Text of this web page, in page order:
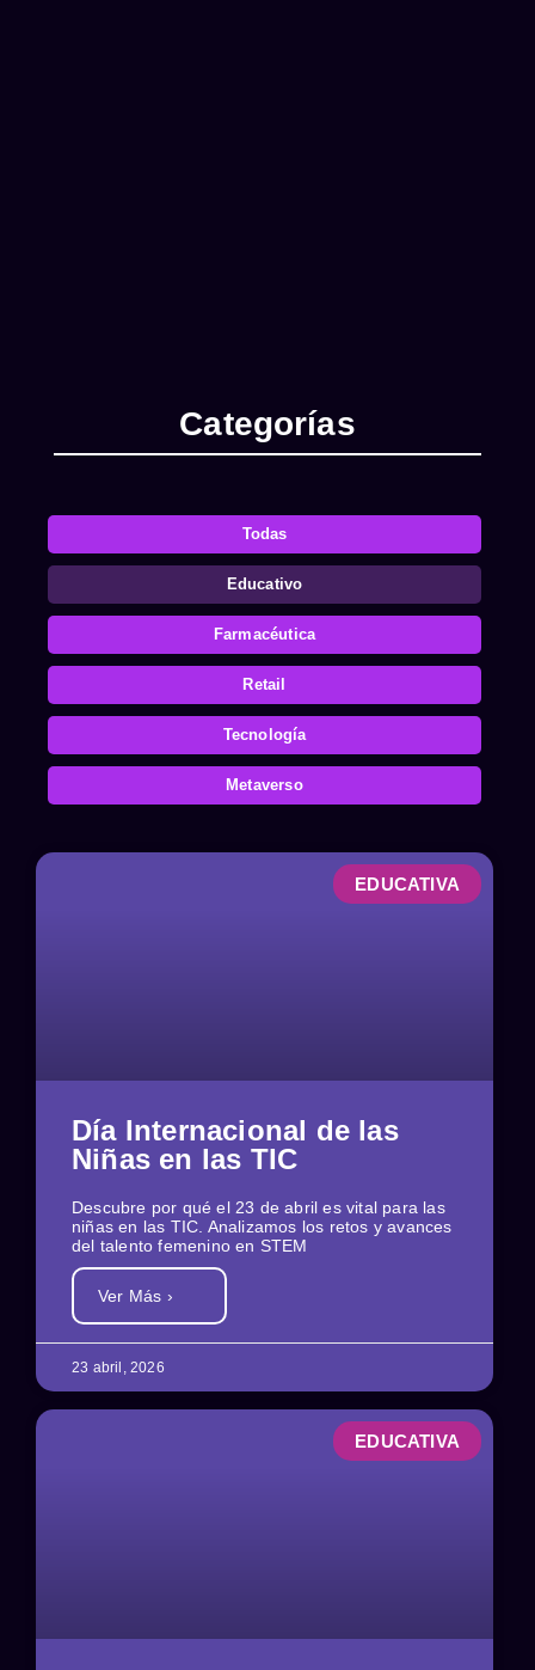
Categorías
Todas
Educativo
Farmacéutica
Retail
Tecnología
Metaverso
EDUCATIVA
Día Internacional de las
Niñas en las TIC
Descubre por qué el 23 de abril es vital para las
niñas en las TIC. Analizamos los retos y avances
del talento femenino en STEM
Ver Más ›
23 abril, 2026
EDUCATIVA